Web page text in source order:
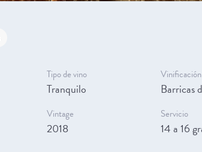
Tipo de vino
Tranquilo
Vinificación
Barricas
Vintage
2018
Servicio
14 a 16